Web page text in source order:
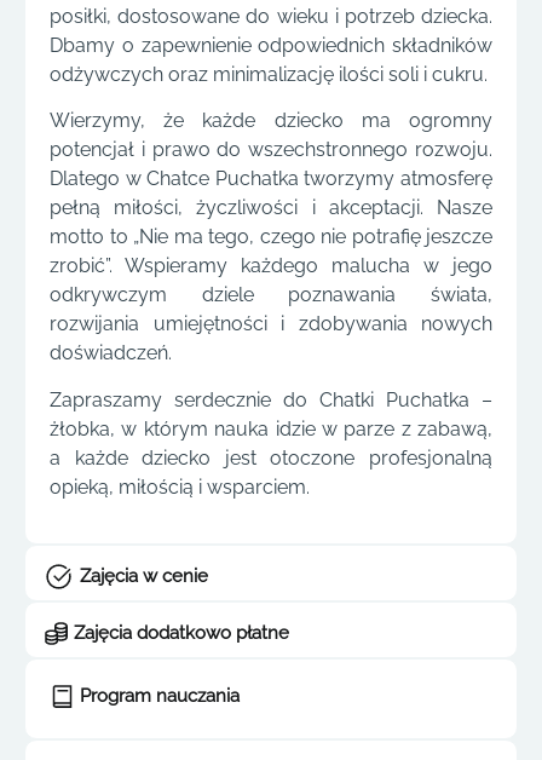
posiłki, dostosowane do wieku i potrzeb dziecka.
Dbamy o zapewnienie odpowiednich składników
odżywczych oraz minimalizację ilości soli i cukru.
Wierzymy, że każde dziecko ma ogromny
potencjał i prawo do wszechstronnego rozwoju.
Dlatego w Chatce Puchatka tworzymy atmosferę
pełną miłości, życzliwości i akceptacji. Nasze
motto to „Nie ma tego, czego nie potrafię jeszcze
zrobić”. Wspieramy każdego malucha w jego
odkrywczym dziele poznawania świata,
rozwijania umiejętności i zdobywania nowych
doświadczeń.
Zapraszamy serdecznie do Chatki Puchatka –
żłobka, w którym nauka idzie w parze z zabawą,
a każde dziecko jest otoczone profesjonalną
opieką, miłością i wsparciem.
Zajęcia w cenie
Zajęcia dodatkowo płatne
Program nauczania